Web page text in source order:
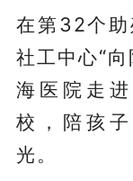
在第32个助
社工中心“
海医院走
校，陪孩
光。